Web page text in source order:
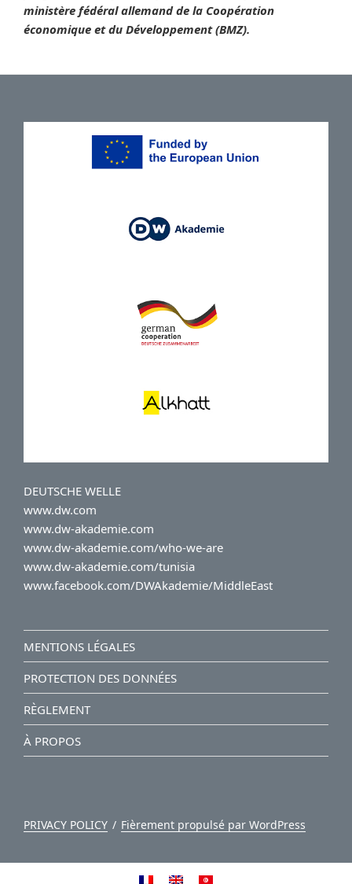
ministère fédéral allemand de la Coopération
économique et du Développement (BMZ).
DEUTSCHE WELLE
www.dw.com
www.dw-akademie.com
www.dw-akademie.com/who-we-are
www.dw-akademie.com/tunisia
www.facebook.com/DWAkademie/MiddleEast
MENTIONS LÉGALES
PROTECTION DES DONNÉES
RÈGLEMENT
À PROPOS
PRIVACY POLICY Fièrement propulsé par WordPress